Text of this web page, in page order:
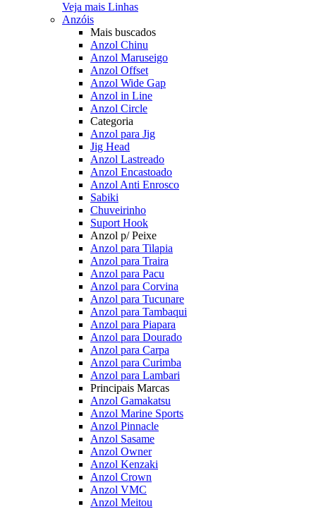
Veja mais Linhas
Anzóis
Mais buscados
Anzol Chinu
Anzol Maruseigo
Anzol Offset
Anzol Wide Gap
Anzol in Line
Anzol Circle
Categoria
Anzol para Jig
Jig Head
Anzol Lastreado
Anzol Encastoado
Anzol Anti Enrosco
Sabiki
Chuveirinho
Suport Hook
Anzol p/ Peixe
Anzol para Tilapia
Anzol para Traira
Anzol para Pacu
Anzol para Corvina
Anzol para Tucunare
Anzol para Tambaqui
Anzol para Piapara
Anzol para Dourado
Anzol para Carpa
Anzol para Curimba
Anzol para Lambari
Principais Marcas
Anzol Gamakatsu
Anzol Marine Sports
Anzol Pinnacle
Anzol Sasame
Anzol Owner
Anzol Kenzaki
Anzol Crown
Anzol VMC
Anzol Meitou